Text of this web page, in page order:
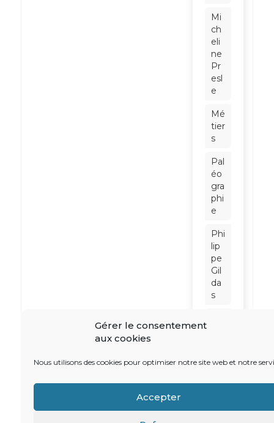
Gérer le consentement
aux cookies
Nous utilisons des cookies pour optimiser notre site web et notre
Accepter
Mi
ch
eli
ne
Pr
esl
e
Mé
tier
s
Pal
éo
gra
phi
e
Phi
lip
pe
Gil
da
s
iret